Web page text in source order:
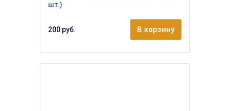
шт.)
200 руб. В корзину